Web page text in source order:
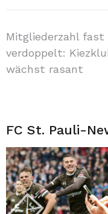
Mitgliederzahl fast
verdoppelt:
wächst rasant
FC St. Pauli-